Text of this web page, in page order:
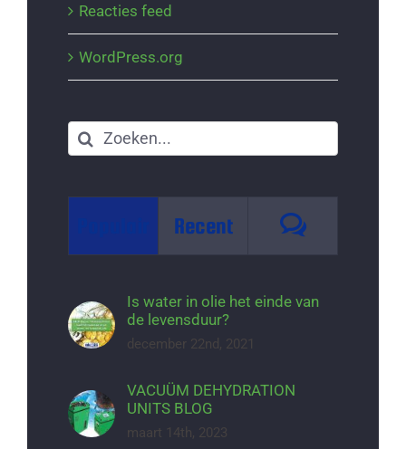
Reacties feed
WordPress.org
Zoeken
naar:
Recent Reacties
Is water in olie het einde van
de levensduur?
december 22nd, 2021
VACUÜM DEHYDRATION
UNITS BLOG
maart 14th, 2023